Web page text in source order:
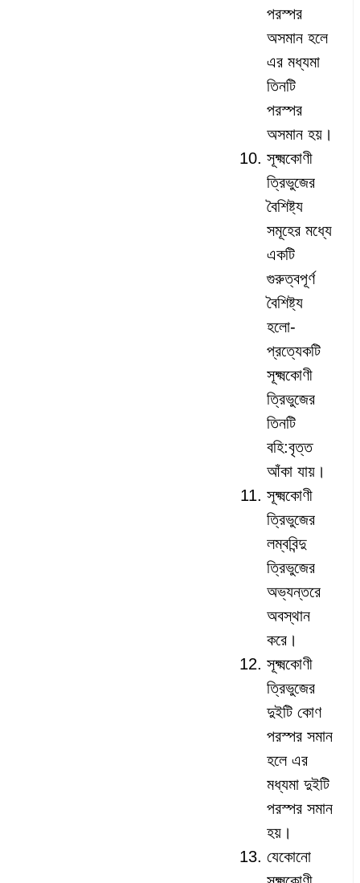
পরস্পর
অসমান হলে
এর মধ্যমা
তিনটি
পরস্পর
অসমান হয়।
সূক্ষ্মকোণী
ত্রিভুজের
বৈশিষ্ট্য
সমূহের মধ্যে
একটি
গুরুত্বপূর্ণ
বৈশিষ্ট্য
হলো-
প্রত্যেকটি
সূক্ষ্মকোণী
ত্রিভুজের
তিনটি
বহি:বৃত্ত
আঁকা যায়।
সূক্ষ্মকোণী
ত্রিভুজের
লম্ববিন্দু
ত্রিভুজের
অভ্যন্তরে
অবস্থান
করে।
সূক্ষ্মকোণী
ত্রিভুজের
দুইটি কোণ
পরস্পর সমান
হলে এর
মধ্যমা দুইটি
পরস্পর সমান
হয়।
যেকোনো